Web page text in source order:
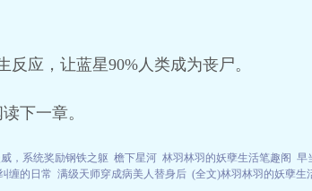
应，让蓝星90%人类成为丧尸。
下一章。
，系统奖励钢铁之躯 檐下星河 林羽林羽的妖孽生活笔趣阁 早
缠的日常 满级天师穿成病美人替身后 (全文)林羽林羽的妖孽生